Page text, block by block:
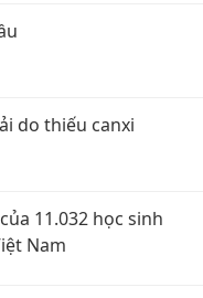
do thiếu canxi
11.032 học sinh
Nam